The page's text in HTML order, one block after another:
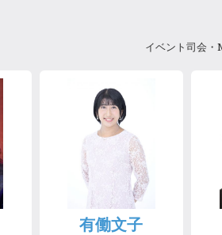
イベント司会 ・
有働文子